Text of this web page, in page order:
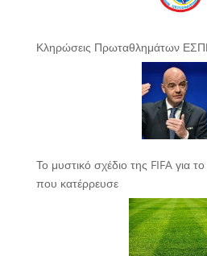
Κληρώσεις Πρωταθλημάτων
Το μυστικό σχέδιο της FIFA για
που κατέρρευσε